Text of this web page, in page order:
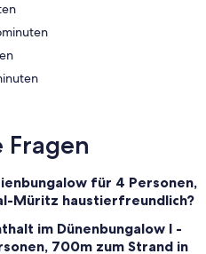
- ‬10 Autominuten
‬4 Autominuten
für 4 Personen,
Müritz haustierfreundlich?
im Dünenbungalow I -
700m zum Strand in